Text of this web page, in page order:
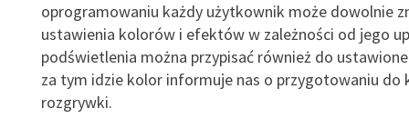
oprogramowaniu każdy użytkownik może dowolnie
ustawienia kolorów i efektów w zależności od jego
podświetlenia można przypisać również do
za tym idzie kolor informuje nas o przygotowaniu do
rozgrywki.